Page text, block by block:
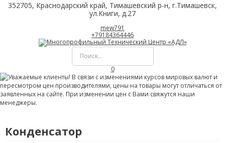
352705, Краснодарский край, Тимашевский р-н, г.Тимашевск,
ул.Книги, д.27
mew791
+79184364446
0
Конденсатор